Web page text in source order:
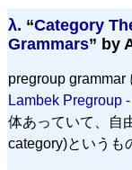
λ. “Category
Grammars” by
pregroup grammar
Lambek Pregroup
体あっていて、自
category)というも